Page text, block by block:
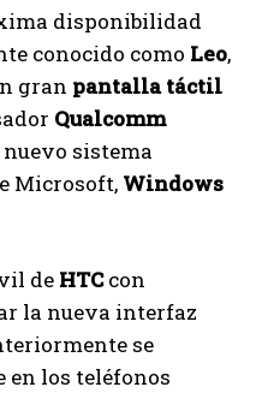
disponibilidad
conocido como Leo,
gran pantalla táctil
Qualcomm
sistema
Microsoft, Windows
de HTCcon
la nueva interfaz
se
los teléfonos